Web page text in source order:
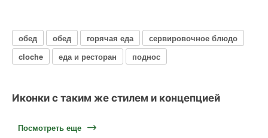
обед обед горячая еда
сервировочное блюдо
cloche
еда и ресторан поднос
Иконки с таким же стилем и концепцией
Посмотреть еще